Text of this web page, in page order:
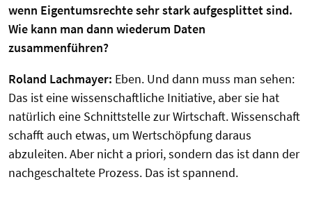
wenn Eigentumsrechte sehr stark aufgesplittet sind.
Wie kann man dann wiederum Daten
zusammenführen?
Roland Lachmayer: Eben. Und dann muss man sehen:
Das ist eine wissenschaftliche Initiative, aber sie hat
natürlich eine Schnittstelle zur Wirtschaft. Wissenschaft
schafft auch etwas, um Wertschöpfung daraus
abzuleiten. Aber nicht a priori, sondern das ist dann der
nachgeschaltete Prozess. Das ist spannend.